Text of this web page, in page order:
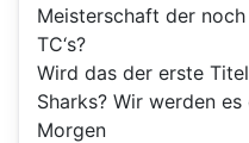
Meisterschaft der
TC‘s?
Wird das der erste
Sharks? Wir werden es
Morgen